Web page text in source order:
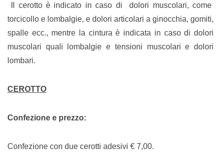
Il cerotto è indicato in caso di dolori muscolari, come
torcicollo e lombalgie, e dolori articolari a ginocchia, gomiti,
spalle ecc., mentre la cintura è indicata in caso di dolori
muscolari quali lombalgie e tensioni muscolari e dolori
lombari.
CEROTTO
Confezione e prezzo:
Confezione con due cerotti adesivi € 7,00.